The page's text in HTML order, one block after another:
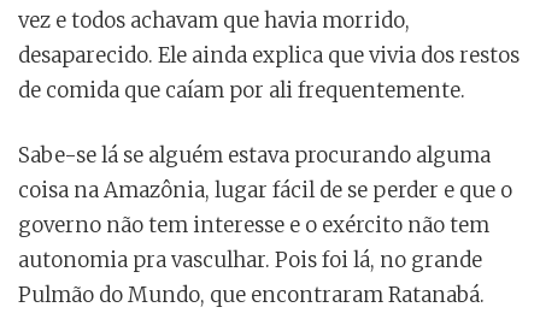
vez e todos achavam que havia morrido,
desaparecido. Ele ainda explica que vivia dos restos
de comida que caíam por ali frequentemente.
Sabe-se lá se alguém estava procurando alguma
coisa na Amazônia, lugar fácil de se perder e que o
governo não tem interesse e o exército não tem
autonomia pra vasculhar. Pois foi lá, no grande
Pulmão do Mundo, que encontraram Ratanabá.